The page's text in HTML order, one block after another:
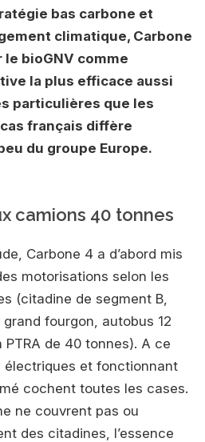
bas carbone et
climatique, Carbone
bioGNV comme
la plus efficace aussi
particulières que les
français diffère
du groupe Europe.
camions 40 tonnes
Carbone 4 a d’abord mis
motorisations selon les
(citadine de segment B,
fourgon, autobus 12
PTRA de 40 tonnes). A ce
électriques et fonctionnant
cochent toutes les cases.
ne couvrent pas ou
des citadines, l’essence